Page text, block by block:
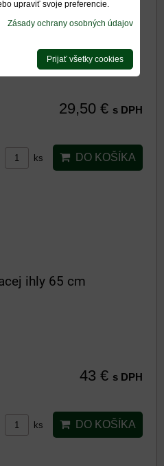
65 cm
29,50 € s DPH
ks DO KOŠÍKA
ihly 65 cm
43 € s DPH
ks DO KOŠÍKA
upraviť svoje preferencie.
Zásady ochrany osobných údajov
Prijať všetky cookies